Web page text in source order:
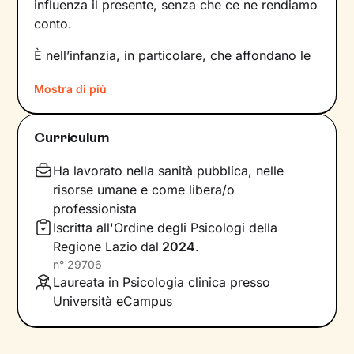
influenza il presente, senza che ce ne rendiamo
conto.
È nell’infanzia, in particolare, che affondano le
e agire: leesperienze vissute in famiglia
infatti, vengono apprese, memorizzate e
riproposte nelle relazioni successive.
che in età adulta si attivano in maniera
automatica - è la chiave per innescare il
cambiamento.
Conoscere noi stessi significa
portare alla luce
ciò che per tanto tempo è rimasto dietro le
quinte: raggiungere questo tipo di
consapevolezza è il primo passo necessario
Mostra di più
Curriculum
Ha lavorato nella sanità pubblica, nelle
risorse umane e come libera/o
professionista
Iscritta all'Ordine degli Psicologi della
Regione Lazio dal 2024.
n° 29706
Laureata in Psicologia clinica presso
Università eCampus